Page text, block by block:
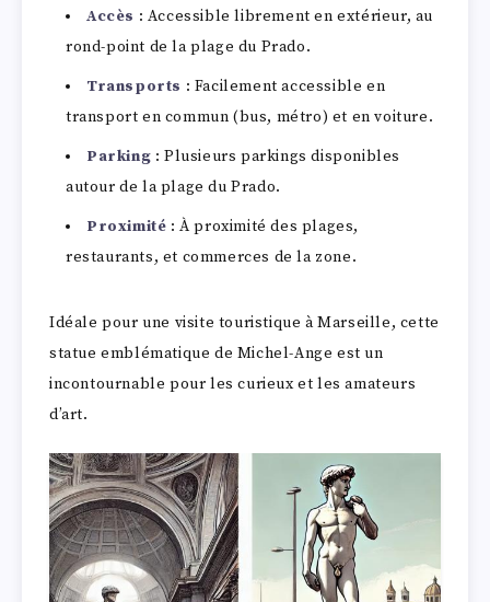
Accès : Accessible librement en extérieur, au
rond-point de la plage du Prado.
Transports : Facilement accessible en
transport en commun (bus, métro) et en voiture.
Parking : Plusieurs parkings disponibles
autour de la plage du Prado.
Proximité : À proximité des plages,
restaurants, et commerces de la zone.
Idéale pour une visite touristique à Marseille, cette
statue emblématique de Michel-Ange est un
incontournable pour les curieux et les amateurs
d’art.